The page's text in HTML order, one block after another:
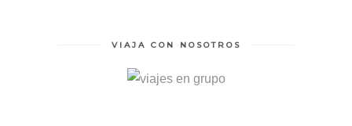
VIAJA CON NOSOTROS